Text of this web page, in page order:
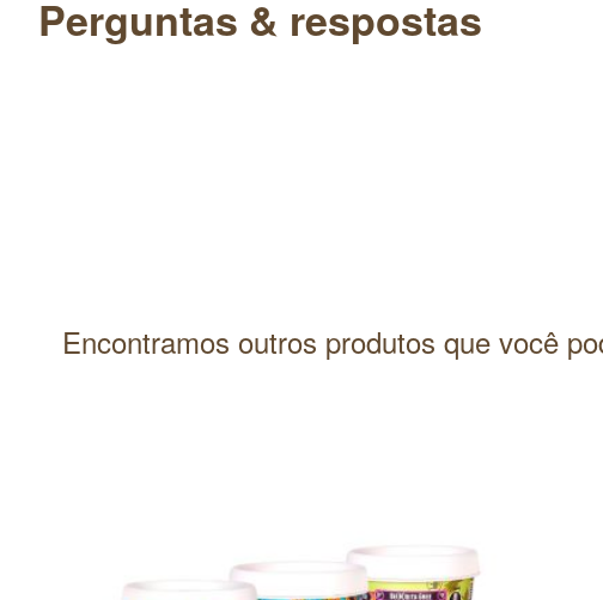
Cetrimonium Chloride | Bis-Cetearyl Amodimethicone (and) Ceteareth-7
Chloride | Glycerin | Betaine (and) Sodium PCA (and) Sorbitol (and) Serine
Aurantium Dulcis Peel Oil | Benzyl Alcohol (and) Benzoic Acid (and)
Perguntas & respostas
Encontramos outros produtos que você